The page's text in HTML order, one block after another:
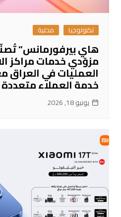
تكنولوجيا محلية
هاي بيرفورمانس”
مزوّدي خدمات مراكز
العمليات في العراق
خدمة العملاء متعددة
يونيو 18, 2026